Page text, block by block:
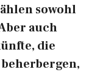
sowohl
auch
die